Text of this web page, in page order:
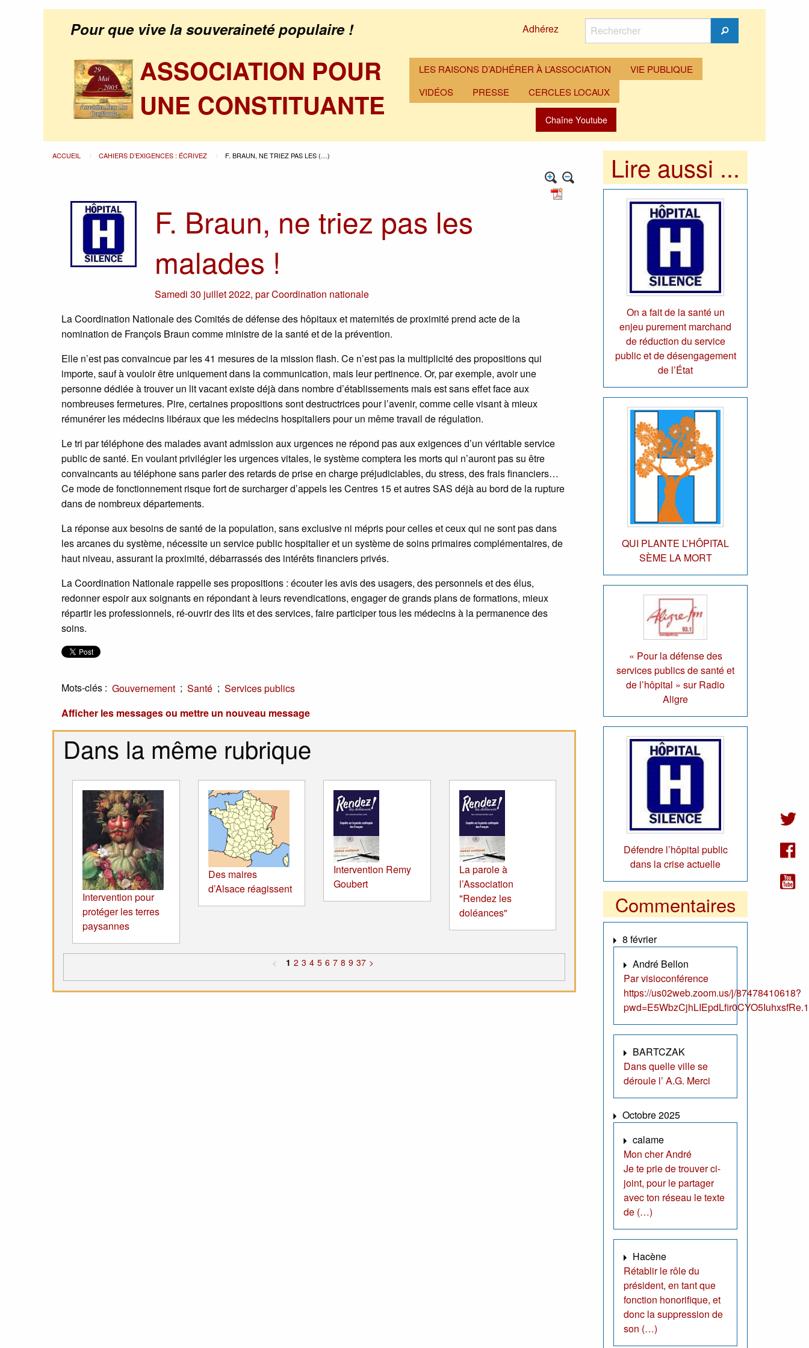
Pour que vive la souveraineté populaire ! Adhérez
Rechercher
Rechercher
ASSOCIATION POUR
UNE CONSTITUANTE
LES RAISONS D’ADHÉRER À L’ASSOCIATION
VIE PUBLIQUE
VIDÉOS
PRESSE CERCLES LOCAUX
Chaîne Youtube
ACCUEIL CAHIERS D’EXIGENCES : ÉCRIVEZ F. BRAUN, NE TRIEZ PAS LES (…)
F. Braun, ne triez pas les
malades !
Samedi 30 juillet 2022,parCoordination nationale
La Coordination Nationale des Comités de défense des hôpitaux et maternités de proximité prend acte de la
nomination de François Braun comme ministre de la santé et de la prévention.
Elle n’est pas convaincue par les 41 mesures de la mission flash. Ce n’est pas la multiplicité des propositions qui
importe, sauf à vouloir être uniquement dans la communication, mais leur pertinence. Or, par exemple, avoir une
personne dédiée à trouver un lit vacant existe déjà dans nombre d’établissements mais est sans effet face aux
nombreuses fermetures. Pire, certaines propositions sont destructrices pour l’avenir, comme celle visant à mieux
rémunérer les médecins libéraux que les médecins hospitaliers pour un même travail de régulation.
Le tri par téléphone des malades avant admission aux urgences ne répond pas aux exigences d’un véritable service
public de santé. En voulant privilégier les urgences vitales, le système comptera les morts qui n’auront pas su être
convaincants au téléphone sans parler des retards de prise en charge préjudiciables, du stress, des frais financiers…
Ce mode de fonctionnement risque fort de surcharger d’appels les Centres 15 et autres SAS déjà au bord de la rupture
dans de nombreux départements.
La réponse aux besoins de santé de la population, sans exclusive ni mépris pour celles et ceux qui ne sont pas dans
les arcanes du système, nécessite un service public hospitalier et un système de soins primaires complémentaires, de
haut niveau, assurant la proximité, débarrassés des intérêts financiers privés.
La Coordination Nationale rappelle ses propositions : écouter les avis des usagers, des personnels et des élus,
redonner espoir aux soignants en répondant à leurs revendications, engager de grands plans de formations, mieux
répartir les professionnels, ré-ouvrir des lits et des services, faire participer tous les médecins à la permanence des
soins.
Mots-clés : Gouvernement ; Santé ; Services publics
Afficher les messages ou mettre un nouveau message
Dans la même rubrique
Intervention pour
protéger les terres
paysannes
Des maires
d’Alsace réagissent
Intervention Remy
Goubert
La parole à
l’Association
"Rendez les
doléances"
< 1 2 3 4 5 6 7 8 9 37 >
Lire aussi ...
On a fait de la santé un
enjeu purement marchand
de réduction du service
public et de désengagement
de l’État
QUI PLANTE L’HÔPITAL
SÈME LA MORT
« Pour la défense des
services publics de santé et
de l’hôpital » sur Radio
Aligre
Défendre l’hôpital public
dans la crise actuelle
Commentaires
8 février
André Bellon
Par visioconférence
https://us02web.zoom.us/j/87478410618?
BARTCZAK
Dans quelle ville se
déroule l’ A.G. Merci
Octobre 2025
calame
Mon cher André
Je te prie de trouver ci-
joint, pour le partager
avec ton réseau le texte
de (…)
Hacène
Rétablir le rôle du
président, en tant que
fonction honorifique, et
donc la suppression de
son (…)